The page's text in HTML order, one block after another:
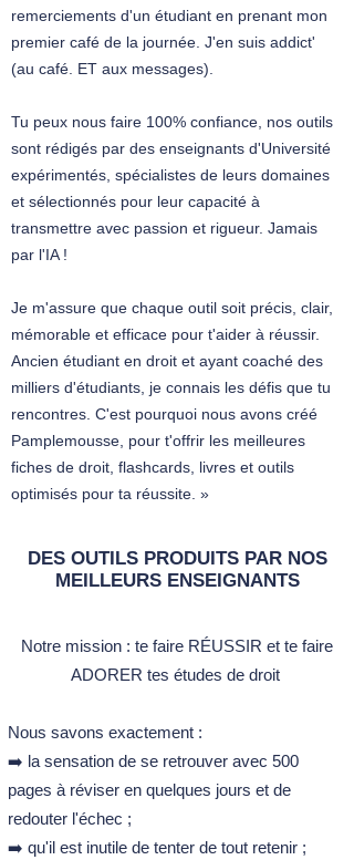
remerciements d'un étudiant en prenant mon
premier café de la journée. J'en suis addict'
(au café. ET aux messages).
Tu peux nous faire 100% confiance, nos outils
sont rédigés par des enseignants d'Université
expérimentés, spécialistes de leurs domaines
et sélectionnés pour leur capacité à
transmettre avec passion et rigueur. Jamais
par l'IA !
Je m'assure que chaque outil soit précis, clair,
mémorable et efficace pour t'aider à réussir.
Ancien étudiant en droit et ayant coaché des
milliers d'étudiants, je connais les défis que tu
rencontres. C'est pourquoi nous avons créé
Pamplemousse, pour t'offrir les meilleures
fiches de droit, flashcards, livres et outils
optimisés pour ta réussite. »
DES OUTILS PRODUITS PAR NOS
MEILLEURS ENSEIGNANTS
Notre mission :​ te faire RÉUSSIR et te faire
ADORER tes études de droit ​
Nous savons exactement :
➡️ la sensation de se retrouver avec 500
pages à réviser en quelques jours et de
redouter l'échec ;
➡️ qu'il est inutile de tenter de tout retenir ;